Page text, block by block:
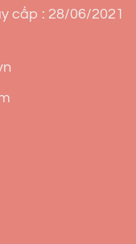
cấp : 28/06/2021